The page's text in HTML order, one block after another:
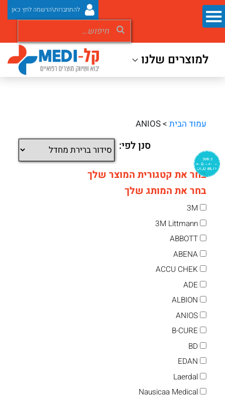
להתחברות\הרשמה לחץ כאן
למוצרים שלנו
עמוד הבית > ANIOS
סנן לפי:
בחר את קטגורית המוצר שלך
בחר את המותג שלך
3M
3M Littmann
ABBOTT
ABENA
ACCU CHEK
ADE
ALBION
ANIOS
B-CURE
BD
EDAN
Laerdal
Nausicaa Medical